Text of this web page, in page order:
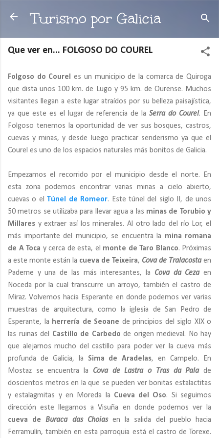
Ir al contenido principal
Turismo por Galicia
Que ver en... FOLGOSO DO COUREL
Folgoso do Courel
es un municipio de la comarca de Quiroga
que dista unos 100 km. de Lugo y 95 km. de Ourense. Muchos
visitantes llegan a este lugar atraídos por su belleza paisajística,
ya que este es el lugar de referencia de laSerra do Courel. En
Folgoso tenemos la oportunidad de ver sus bosques, castros,
cuevas y minas, y desde luego practicar senderismo ya que el
Courel es uno de los espacios naturales más bonitos de Galicia.
Empezamos el recorrido por el municipio desde el norte. En
esta zona podemos encontrar varias minas a cielo abierto,
cuevas o elTúnel de Romeor. Este túnel del siglo II, de unos
50 metros se utilizaba para llevar agua a las minas de Torubio y
Millares y extraer así los minerales. Al otro lado del río Lor, el
más importante del municipio, se encuentra la mina romana
de A Toca y cerca de esta, el monte de Taro Blanco. Próximas
a este monte están la cueva de Teixeira, Cova de Tralacostaen
Paderne y una de las más interesantes, la Cova da Cezaen
Noceda por la cual transcurre un arroyo, también el castro de
Miraz. Volvemos hacia Esperante en donde podemos ver varias
muestras de arquitectura, como la iglesia de San Pedro de
Esperante, la herrería de Seoane de principios del siglo XIX o
las ruinas del Castillo de Carbedo de origen medieval. No hay
que alejarnos mucho del castillo para poder ver la cueva más
profunda de Galicia, la Sima de Aradelas, en Campelo. En
Mostaz se encuentra la Cova de Lastra o Tras da Palade
doscientos metros en la que se pueden ver bonitas estalactitas
y estalagmitas y en Moreda la Cueva del Oso. Si seguimos
dirección este llegamos a Visuña en donde podemos ver la
cueva deBuraca das Choiasen la salida del pueblo hacia
Ferramulín, también en esta parroquia está el castro de Torexe.